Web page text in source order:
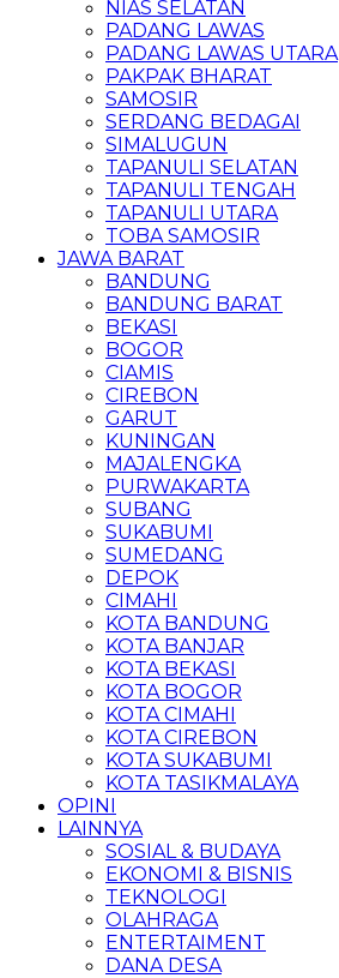
NIAS SELATAN
PADANG LAWAS
PADANG LAWAS UTARA
PAKPAK BHARAT
SAMOSIR
SERDANG BEDAGAI
SIMALUGUN
TAPANULI SELATAN
TAPANULI TENGAH
TAPANULI UTARA
TOBA SAMOSIR
JAWA BARAT
BANDUNG
BANDUNG BARAT
BEKASI
BOGOR
CIAMIS
CIREBON
GARUT
KUNINGAN
MAJALENGKA
PURWAKARTA
SUBANG
SUKABUMI
SUMEDANG
DEPOK
CIMAHI
KOTA BANDUNG
KOTA BANJAR
KOTA BEKASI
KOTA BOGOR
KOTA CIMAHI
KOTA CIREBON
KOTA SUKABUMI
KOTA TASIKMALAYA
OPINI
LAINNYA
SOSIAL & BUDAYA
EKONOMI & BISNIS
TEKNOLOGI
OLAHRAGA
ENTERTAIMENT
DANA DESA